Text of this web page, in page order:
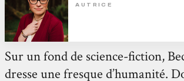
AUTRICE
Sur un fond de science-fiction,
dresse une fresque d’humanité.